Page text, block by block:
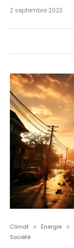
2 septembre 2023
Climat Énergie
Société